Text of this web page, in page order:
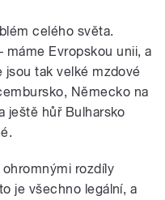
celého světa.
máme Evropskou unii, a
jsou tak velké mzdové
Německo na
ještě hůř Bulharsko
rozdíly
je všechno legální, a